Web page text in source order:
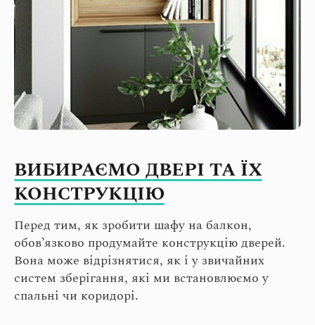
ВИБИРАЄМО ДВЕРІ ТА ЇХ
КОНСТРУКЦІЮ
Перед тим, як зробити шафу на балкон,
обов’язково продумайте конструкцію дверей.
Вона може відрізнятися, як і у звичайних
систем зберігання, які ми встановлюємо у
спальні чи коридорі.